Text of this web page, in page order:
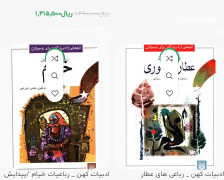
ریال1,490,000 ریال1,415,500
-5%
ادبیات کهن _ رباعی های عطار
-5%
ادبیات کهن _ رباعیات خیام /پیدایش